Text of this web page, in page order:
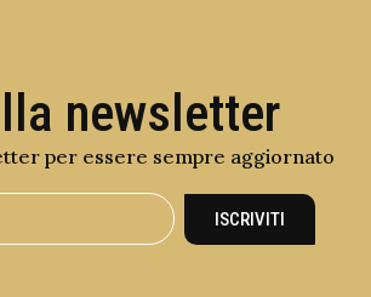
newsletter
per essere sempre aggiornato
ISCRIVITI